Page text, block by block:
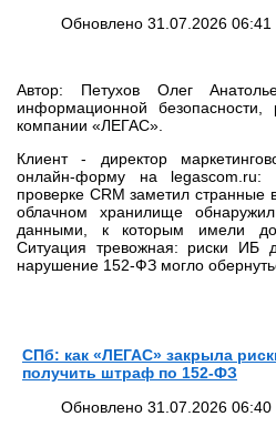
Обновлено 31.07.2026 06:41
Автор: Петухов Олег
информационной безопасности,
компании «ЛЕГАС».
Клиент - директор
онлайн‑форму на legascom.ru:
проверке CRM заметил странные
облачном хранилище
данными, к которым имели
Ситуация тревожная: риски ИБ
нарушение 152‑ФЗ могло
СПб: как «ЛЕГАС» закрыла
получить штраф по 152‑ФЗ
Обновлено 31.07.2026 06:40